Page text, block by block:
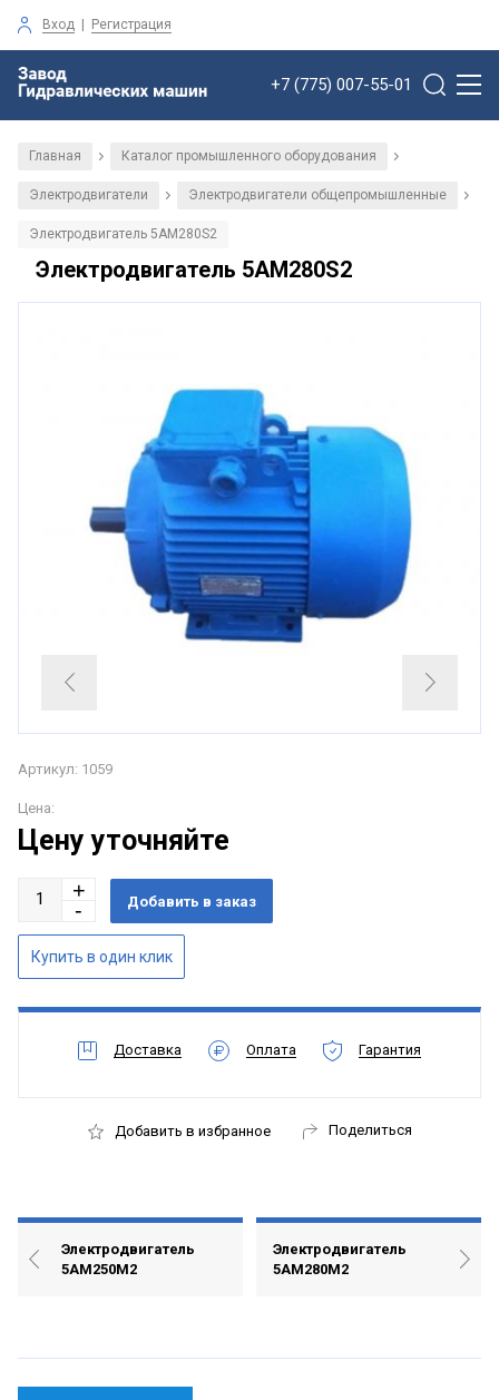
Вход | Регистрация
+7 (775) 007-55-01
Главная / Каталог промышленного оборудования /
Электродвигатели / Электродвигатели общепромышленные /
Электродвигатель 5АМ280S2
Электродвигатель 5АМ280S2
Артикул: 1059
Цена:
Цену уточняйте
Доставка Оплата Гарантия
Добавить в избранное Поделиться
Электродвигатель
5АМ250М2
Электродвигатель
5АМ280М2